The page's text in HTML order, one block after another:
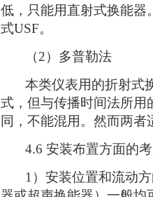
低，只能用直射式换能器
式USF。
（2）多普勒法
本类仪表用的折射式
式，但与传播时间法所用
同，不能混用。然而两
4.6 安装布置方面的
1）安装位置和流动方